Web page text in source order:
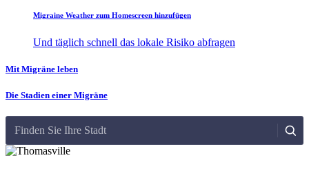
Migraine Weather zum Homescreen hinzufügen
Und täglich schnell das lokale Risiko abfragen
Mit Migräne leben
Die Stadien einer Migräne
Finden Sie Ihre Stadt